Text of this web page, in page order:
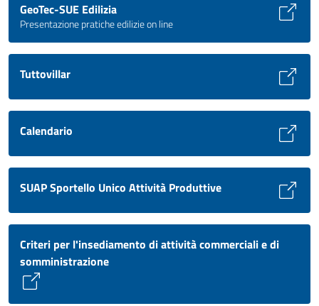
GeoTec-SUE Edilizia
Presentazione pratiche edilizie on line
Tuttovillar
Calendario
SUAP Sportello Unico Attività Produttive
Criteri per l'insediamento di attività commerciali e di
somministrazione